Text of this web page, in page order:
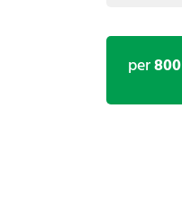
per800